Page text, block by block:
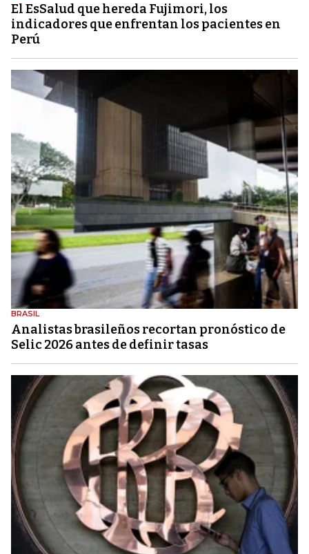
El EsSalud que hereda Fujimori, los
indicadores que enfrentan los pacientes en
Perú
BRASIL
Analistas brasileños recortan pronóstico de
Selic 2026 antes de definir tasas